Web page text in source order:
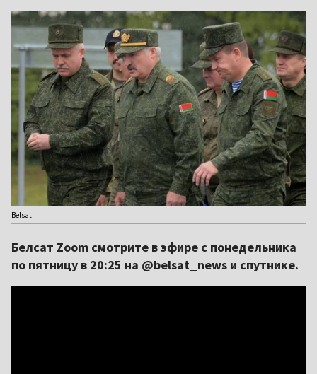
Belsat
Белсат Zoom смотрите в эфире с понедельника
по пятницу в 20:25 на @belsat_news и спутнике.